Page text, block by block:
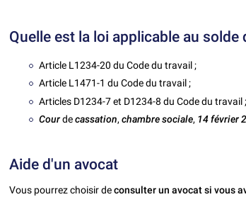
Quelle est la loi applicable au solde
Article L1234-20 du Code du travail ;
Article L1471-1 du Code du travail ;
Articles D1234-7 et D1234-8 du Code du travail ;
Courdecassation,chambre sociale, 14 février
Aide d'un avocat
Vous pourrez choisir deconsulter un avocat si vous